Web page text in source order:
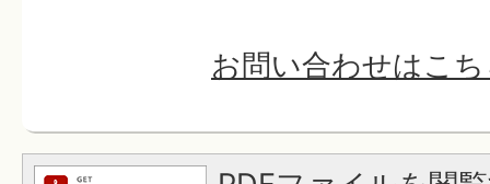
お問い合わせはこ